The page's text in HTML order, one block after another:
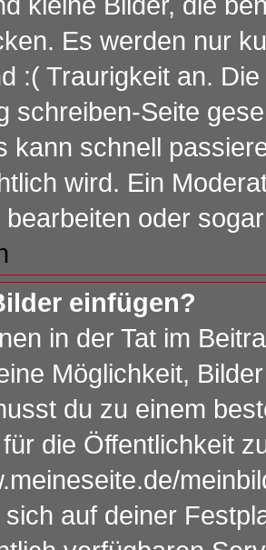
Es werden nur
:( Traurigkeit an.
schreiben-Seite
kann schnell
wird. Ein
bearbeiten oder
einfügen?
in der Tat im
Möglichkeit,
du zu einem
die Öffentlichkeit
sich auf deiner